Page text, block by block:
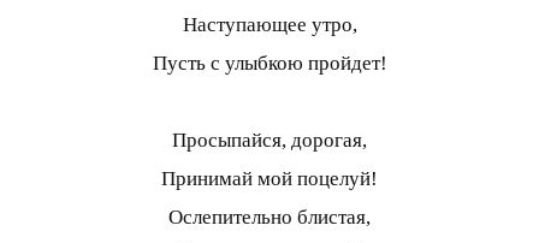
Наступающее утро,
Пусть с улыбкою пройдет!
Просыпайся, дорогая,
Принимай мой поцелуй!
Ослепительно блистая,